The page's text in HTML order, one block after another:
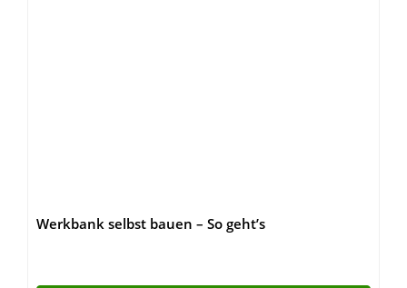
Werkbank selbst bauen – So geht’s